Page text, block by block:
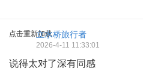
点击重新加载立水桥旅行者
2026-4-11 11:33:01
说得太对了深有同感